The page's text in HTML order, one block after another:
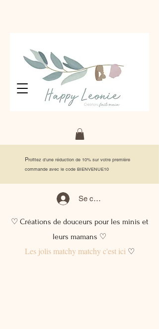
Profitez d'une réduction de 10% sur votre première
commande avec le code BIENVENUE10
Se connecter
♡ Créations de douceurs pour les minis et
leurs mamans ♡
Les jolis matchy matchy c'est ici♡